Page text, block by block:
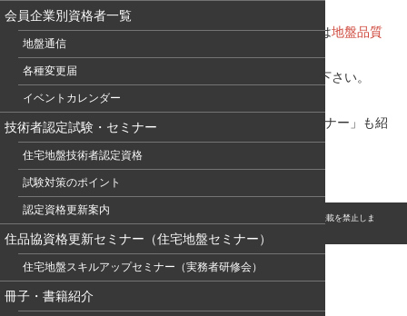
会員企業別資格者一覧
地盤通信
各種変更届
イベントカレンダー
技術者認定試験・セミナー
住宅地盤技術者認定資格
試験対策のポイント
認定資格更新案内
住品協資格更新セミナー（住宅地盤セミナー）
住宅地盤スキルアップセミナー（実務者研修会）
冊子・書籍紹介
1/19（金）です。お申込忘れのないように！
地盤品質セミナーが1/27（土）に開催されます。詳細は地盤品質
判定士協議会HPをご覧下さい。
申込期限が1/19（金）に延長されました。是非ご検討下さい。
（募集ポスター）
また、3/8開催のセメント協会主催「コンクリートセミナー」も紹
介してます。地盤通信285
© このホームページの著作権は、NPO 住宅地盤品質協会に属します。無断転用・転載を禁止しま